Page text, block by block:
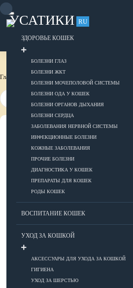
Skip
to
content
УСАТИКИ RU
РАЗМЕСТИТЬ ОБЪЯВЛЕНИЕ
ЗДОРОВЬЕ КОШЕК
БОЛЕЗНИ ГЛАЗ
БОЛЕЗНИ ЖКТ
БОЛЕЗНИ МОЧЕПОЛОВОЙ СИСТЕМЫ
БОЛЕЗНИ ОДА У КОШЕК
БОЛЕЗНИ ОРГАНОВ ДЫХАНИЯ
БОЛЕЗНИ СЕРДЦА
ЗАБОЛЕВАНИЯ НЕРВНОЙ СИСТЕМЫ
ИНФЕКЦИОННЫЕ БОЛЕЗНИ
КОЖНЫЕ ЗАБОЛЕВАНИЯ
ПРОЧИЕ БОЛЕЗНИ
ДИАГНОСТИКА У КОШЕК
ПРЕПАРАТЫ ДЛЯ КОШЕК
РОДЫ КОШЕК
ВОСПИТАНИЕ КОШЕК
УХОД ЗА КОШКОЙ
АКСЕССУАРЫ ДЛЯ УХОДА ЗА КОШКОЙ
ГИГИЕНА
УХОД ЗА ШЕРСТЬЮ
ОБЪЯВЛЕНИЯ
ДОБАВИТЬ ОБЪЯВЛЕНИЕ
Главная страница
ВСЕ О КОШКАХ
Болезни глаз
Болезни мочеполовой системы
Болезни органов дыхания